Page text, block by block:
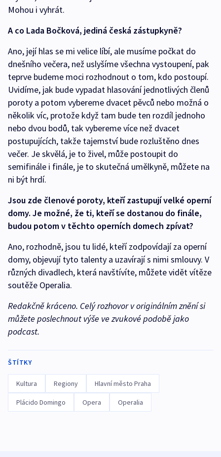
Mohou i vyhrát.
A co Lada Bočková, jediná česká zástupkyně?
Ano, její hlas se mi velice líbí, ale musíme počkat do
dnešního večera, než uslyšíme všechna vystoupení, pak
teprve budeme moci rozhodnout o tom, kdo postoupí.
Uvidíme, jak bude vypadat hlasování jednotlivých členů
poroty a potom vybereme dvacet pěvců nebo možná o
několik víc, protože když tam bude ten rozdíl jednoho
nebo dvou bodů, tak vybereme více než dvacet
postupujících, takže tajemství bude rozluštěno dnes
večer. Je skvělá, je to živel, může postoupit do
semifinále i finále, je to skutečná umělkyně, můžete na
ni být hrdí.
Jsou zde členové poroty, kteří zastupují velké operní
domy. Je možné, že ti, kteří se dostanou do finále,
budou potom v těchto operních domech zpívat?
Ano, rozhodně, jsou tu lidé, kteří zodpovídají za operní
domy, objevují tyto talenty a uzavírají s nimi smlouvy. V
různých divadlech, která navštívíte, můžete vidět vítěze
soutěže Operalia.
Redakčně kráceno. Celý rozhovor v originálním znění si
můžete poslechnout výše ve zvukové podobě jako
podcast.
ŠTÍTKY
Kultura Regiony Hlavní město Praha
Plácido Domingo Opera Operalia